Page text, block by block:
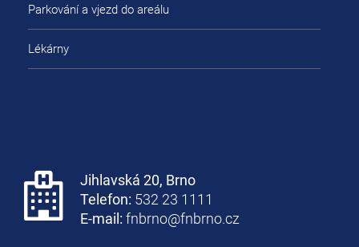
Parkování a vjezd do areálu
Lékárny
Jihlavská 20, Brno
Telefon: 532 23 1111
E-mail: fnbrno@fnbrno.cz